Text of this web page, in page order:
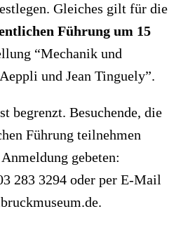
Gleiches gilt für die
Führung um 15
“Mechanik und
und Jean Tinguely”.
begrenzt. Besuchende, die
Führung teilnehmen
gebeten:
283 3294 oder per E-Mail